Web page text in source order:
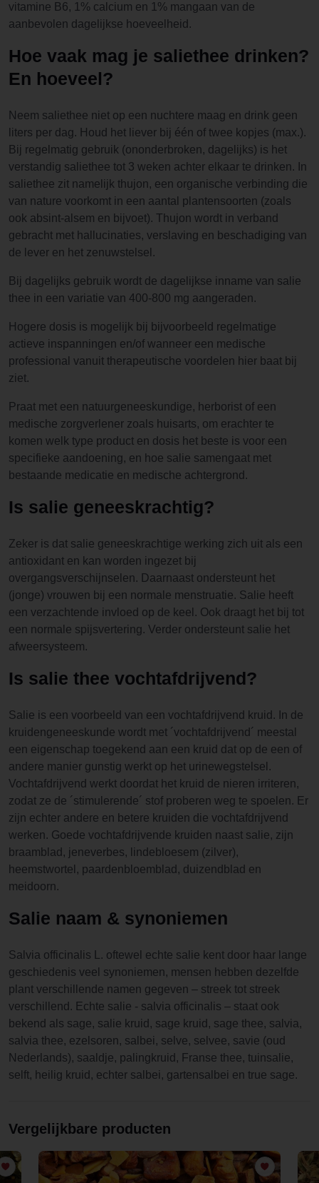
vitamine B6, 1% calcium en 1% mangaan van de
aanbevolen dagelijkse hoeveelheid.
Hoe vaak mag je saliethee drinken?
En hoeveel?
Neem saliethee niet op een nuchtere maag en drink geen
liters per dag. Houd het liever bij één of twee kopjes (max.).
Bij regelmatig gebruik (ononderbroken, dagelijks) is het
verstandig saliethee tot 3 weken achter elkaar te drinken. In
saliethee zit namelijk thujon, een organische verbinding die
van nature voorkomt in een aantal plantensoorten (zoals
ook absint-alsem en bijvoet). Thujon wordt in verband
gebracht met hallucinaties, verslaving en beschadiging van
de lever en het zenuwstelsel.
Bij dagelijks gebruik wordt de dagelijkse inname van salie
thee in een variatie van 400-800 mg aangeraden.
Hogere dosis is mogelijk bij bijvoorbeeld regelmatige
actieve inspanningen en/of wanneer een medische
professional vanuit therapeutische voordelen hier baat bij
ziet.
Praat met een natuurgeneeskundige, herborist of een
medische zorgverlener zoals huisarts, om erachter te
komen welk type product en dosis het beste is voor een
specifieke aandoening, en hoe salie samengaat met
bestaande medicatie en medische achtergrond.
Is salie geneeskrachtig?
Zeker is dat salie geneeskrachtige werking zich uit als een
antioxidant en kan worden ingezet bij
overgangsverschijnselen. Daarnaast ondersteunt het
(jonge) vrouwen bij een normale menstruatie. Salie heeft
een verzachtende invloed op de keel. Ook draagt het bij tot
een normale spijsvertering. Verder ondersteunt salie het
afweersysteem.
Is salie thee vochtafdrijvend?
Salie is een voorbeeld van een vochtafdrijvend kruid. In de
kruidengeneeskunde wordt met ´vochtafdrijvend´ meestal
een eigenschap toegekend aan een kruid dat op de een of
andere manier gunstig werkt op het urinewegstelsel.
Vochtafdrijvend werkt doordat het kruid de nieren irriteren,
zodat ze de ´stimulerende´ stof proberen weg te spoelen. Er
zijn echter andere en betere kruiden die vochtafdrijvend
werken. Goede vochtafdrijvende kruiden naast salie, zijn
braamblad, jeneverbes, lindebloesem (zilver),
heemstwortel, paardenbloemblad, duizendblad en
meidoorn.
Salie naam & synoniemen
Salvia officinalis L. oftewel echte salie kent door haar lange
geschiedenis veel synoniemen, mensen hebben dezelfde
plant verschillende namen gegeven – streek tot streek
verschillend. Echte salie - salvia officinalis – staat ook
bekend als sage, salie kruid, sage kruid, sage thee, salvia,
salvia thee, ezelsoren, salbei, selve, selvee, savie (oud
Nederlands), saaldje, palingkruid, Franse thee, tuinsalie,
selft, heilig kruid, echter salbei, gartensalbei en true sage.
Vergelijkbare producten